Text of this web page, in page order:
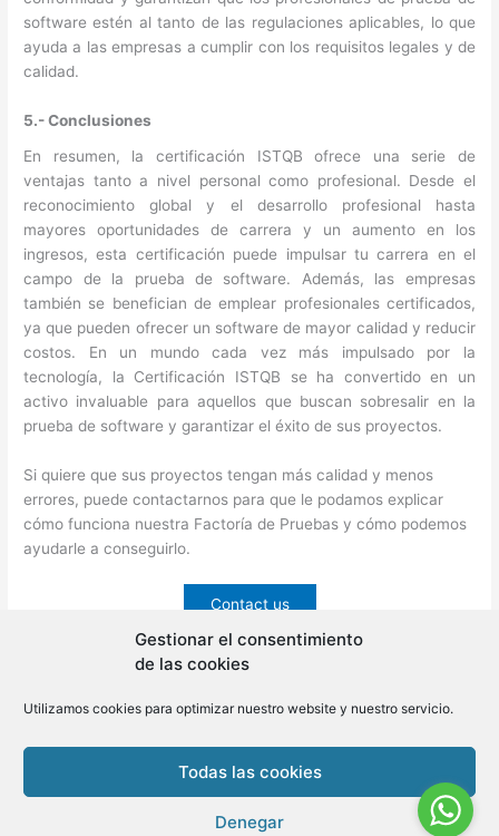
Gestionar el consentimiento
de las cookies
Utilizamos cookies para optimizar nuestro website y nuestro servicio.
Todas las cookies
Denegar
software estén al tanto de las regulaciones aplicables, lo que
ayuda a las empresas a cumplir con los requisitos legales y de
calidad.
5.- Conclusiones
En resumen, la certificación ISTQB ofrece una serie de
ventajas tanto a nivel personal como profesional. Desde el
reconocimiento global y el desarrollo profesional hasta
mayores oportunidades de carrera y un aumento en los
ingresos, esta certificación puede impulsar tu carrera en el
campo de la prueba de software. Además, las empresas
también se benefician de emplear profesionales certificados,
ya que pueden ofrecer un software de mayor calidad y reducir
costos. En un mundo cada vez más impulsado por la
tecnología, la Certificación ISTQB se ha convertido en un
activo invaluable para aquellos que buscan sobresalir en la
prueba de software y garantizar el éxito de sus proyectos.
Si quiere que sus proyectos tengan más calidad y menos
errores, puede contactarnos para que le podamos explicar
cómo funciona nuestra Factoría de Pruebas y cómo podemos
ayudarle a conseguirlo.
Contact us
←Previous Post Next Post→
Copyright © 2026 BLMovil | Powered by